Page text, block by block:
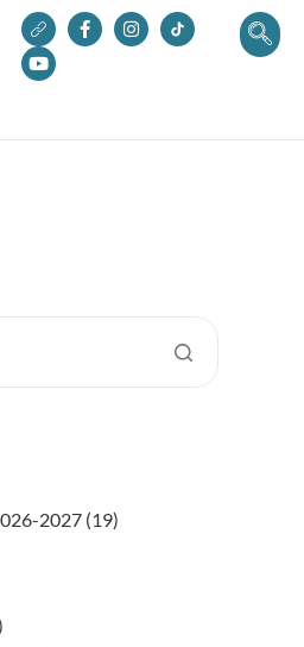
2027 (19)